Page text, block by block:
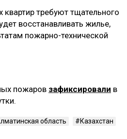
требуют тщательного
восстанавливать жилье,
пожарно-технической
пожаров зафиксировали в
область Казахстан